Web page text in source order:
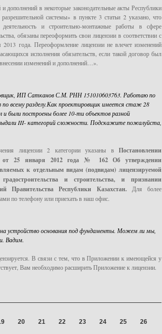
дополнений в некоторые законодательные акты Республики
системы» в пункте 3 статьи 2 указано, что
и строительно-монтажные работы в сфере
обязаны переоформить свои лицензии в соответствии с
года. Переоформление лицензии не влечет изменений
исполнения обязательств, если такой договор был
изменений и дополнений…».
ИП Сатканов С.М. РНН 151010603763. Работаю по
всему разделу.Как проектировщик имеется стаж 28
были построены более 10-ти объектов разной
III- категорий сложности. Подскажите пожалуйста,
лицензии 2 категории указаны в Постановлении
от 25 января 2012 года № 162 Об утверждении
к отдельным видам (подвидам) лицензируемой
и строительства, и признании
Правительства Республики Казахстан.
Для более
по телефону или приехать в наш офис.
устройство основания под фундаменты. Можем ли мы,
Вадим.
В связи с тем, что в Приложении к имеющейся у
Вам необходимо расширить Приложение к лицензии.
20 21 22 23 24 25 26